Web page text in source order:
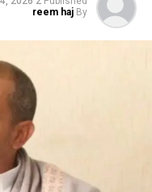
DON'T MISS
توقيع اتفاقية ضخمة
By
reem haj